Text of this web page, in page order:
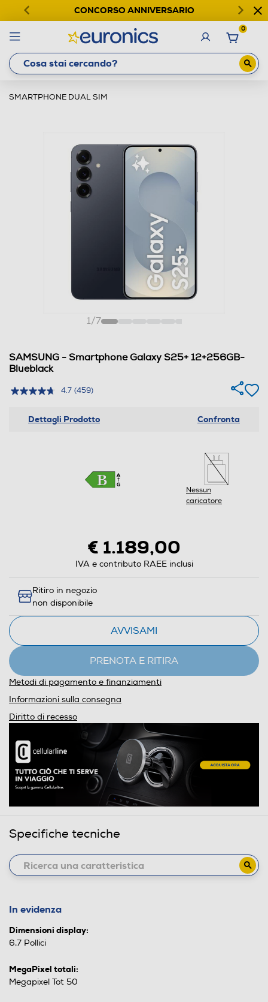
CONCORSO ANNIVERSARIO
0
SMARTPHONE DUAL SIM
1/7
SAMSUNG - Smartphone Galaxy S25+ 12+256GB-
Blueblack
4.7 (459)
Dettagli Prodotto Confronta
Nessun
caricatore
€ 1.189,00
IVA e contributo RAEE inclusi
Ritiro in negozio
non disponibile
AVVISAMI
PRENOTA E RITIRA
Metodi di pagamento e finanziamenti
Informazioni sulla consegna
Diritto di recesso
Specifiche tecniche
In evidenza
Dimensioni display:
6,7 Pollici
MegaPixel totali:
Megapixel Tot 50